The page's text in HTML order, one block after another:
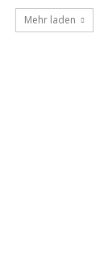
Mehr laden